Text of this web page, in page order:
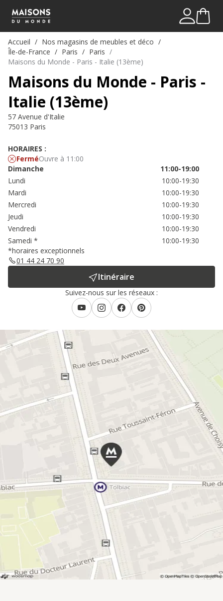
Mon
Me
Accueil
Nos magasins de meubles et déco
Île-de-France
Paris
Paris
Maisons du Monde - Paris - Italie (13ème)
Maisons du Monde - Paris -
Italie (13ème)
57 Avenue d'Italie
75013 Paris
HORAIRES :
FerméOuvre à 11:00
Dimanche
11:00-19:00
Lundi
10:00-19:30
Mardi
10:00-19:30
Mercredi
10:00-19:30
Jeudi
10:00-19:30
Vendredi
10:00-19:30
Samedi *
10:00-19:30
*horaires exceptionnels
01 44 24 70 90
Itinéraire
Suivez-nous sur les réseaux :